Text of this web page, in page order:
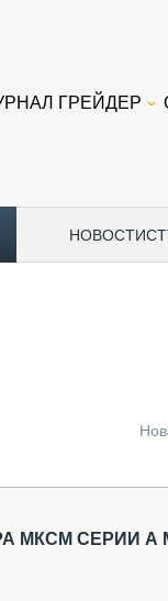
ГРЕЙДЕР
НОВОСТИ
МКСМ СЕРИИ